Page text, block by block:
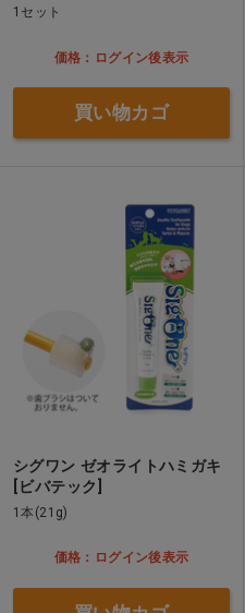
1セット
価格：ログイン後表示
買い物カゴ
シグワン ゼオライトハミガキ
[ビバテック]
1本(21g)
価格：ログイン後表示